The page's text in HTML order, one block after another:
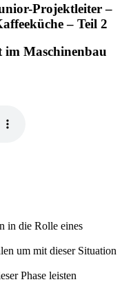
Projektleiter –
– Teil 2
im Maschinenbau
in die Rolle eines
um mit dieser Situation
Phase leisten